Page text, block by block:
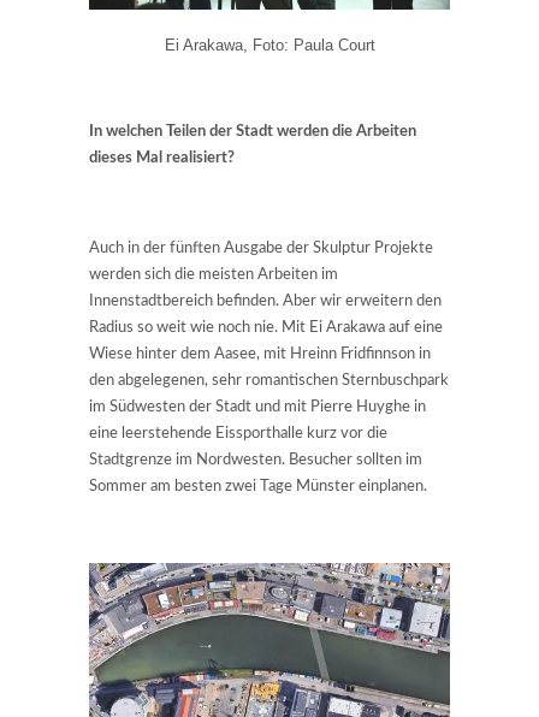
Ei Arakawa, Foto: Paula Court
In welchen Teilen der Stadt werden die Arbeiten
dieses Mal realisiert?
Auch in der fünften Ausgabe der Skulptur Projekte
werden sich die meisten Arbeiten im
Innenstadtbereich befinden. Aber wir erweitern den
Radius so weit wie noch nie. Mit Ei Arakawa auf eine
Wiese hinter dem Aasee, mit Hreinn Fridfinnson in
den abgelegenen, sehr romantischen Sternbuschpark
im Südwesten der Stadt und mit Pierre Huyghe in
eine leerstehende Eissporthalle kurz vor die
Stadtgrenze im Nordwesten. Besucher sollten im
Sommer am besten zwei Tage Münster einplanen.